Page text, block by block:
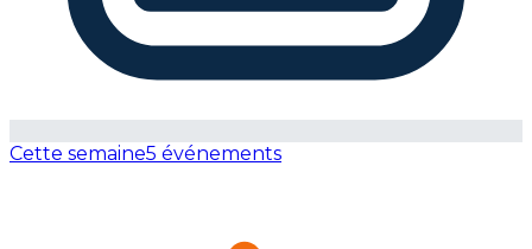
Cette semaine5 événements